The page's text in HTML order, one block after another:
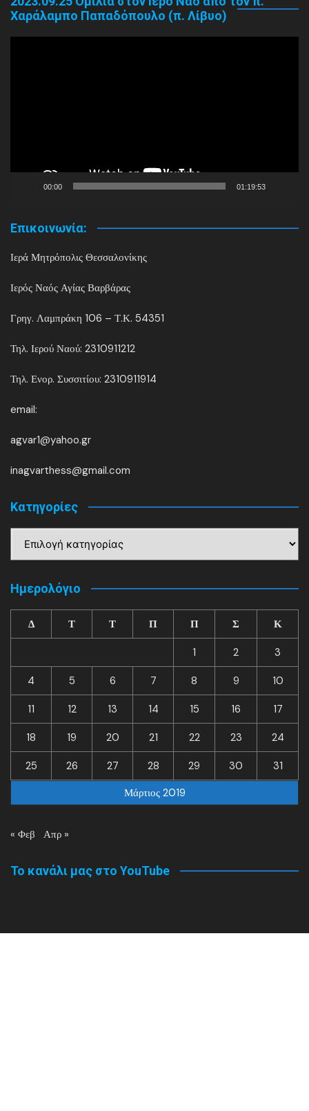
Χαράλαμπο Παπαδόπουλο (π. Λίβυο)
00:00 01:19:53
Επικοινωνία:
Ιερά Μητρόπολις Θεσσαλονίκης
Ιερός Ναός Αγίας Βαρβάρας
Γρηγ. Λαμπράκη 106 – Τ.Κ. 54351
Τηλ. Ιερού Ναού: 2310911212
Τηλ. Ενορ. Συσσιτίου: 2310911914
email:
agvar1@yahoo.gr
inagvarthess@gmail.com
Kατηγορίες
Ημερολόγιο
Μάρτιος 2019
Δ Τ Τ Π Π Σ Κ
1 2 3
4 5 6 7 8 9 10
11 12 13 14 15 16 17
18 19 20 21 22 23 24
25 26 27 28 29 30 31
« Φεβ Απρ »
Το κανάλι μας στο YouTube